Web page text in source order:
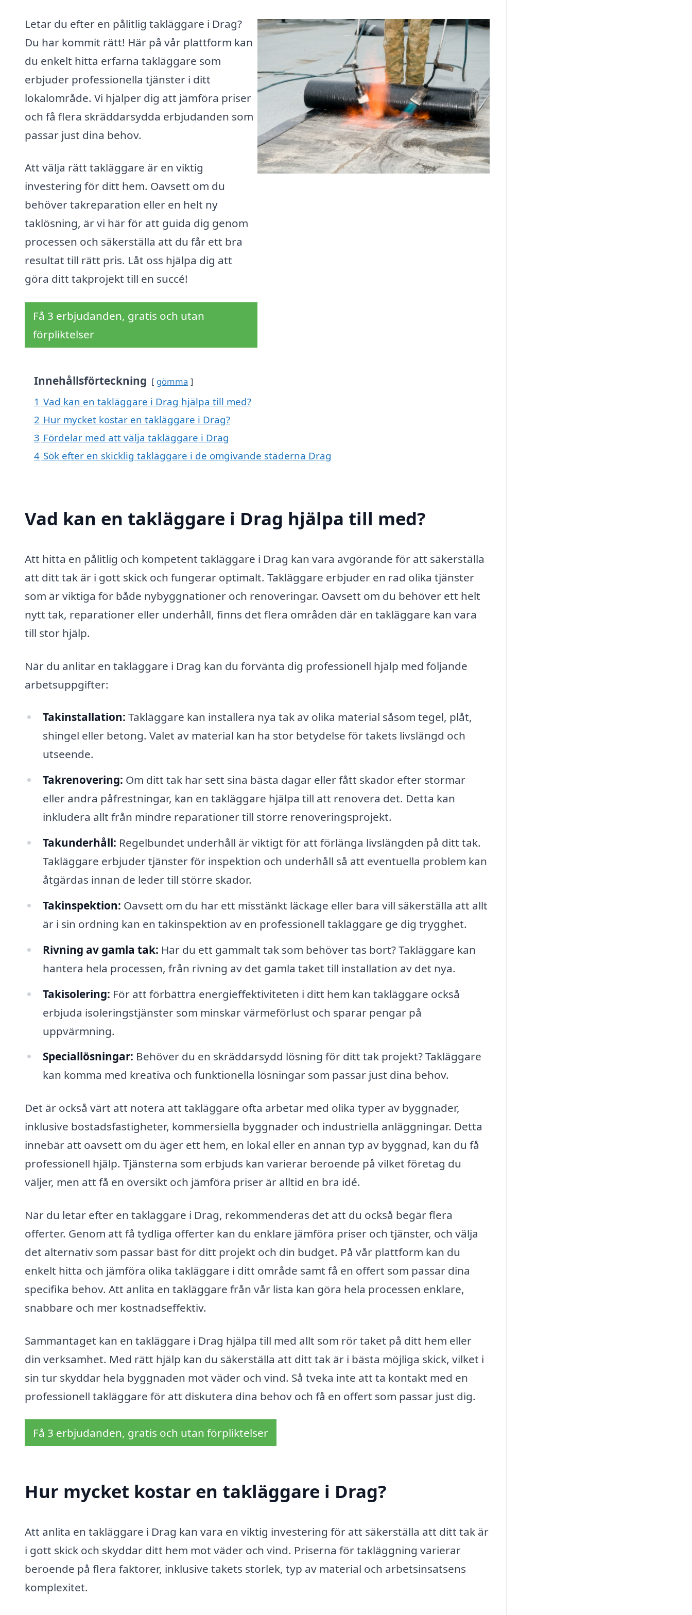
Letar du efter en pålitlig takläggare i Drag?
Du har kommit rätt! Här på vår plattform kan
du enkelt hitta erfarna takläggare som
erbjuder professionella tjänster i ditt
lokalområde. Vi hjälper dig att jämföra priser
och få flera skräddarsydda erbjudanden som
passar just dina behov.
Att välja rätt takläggare är en viktig
investering för ditt hem. Oavsett om du
behöver takreparation eller en helt ny
taklösning, är vi här för att guida dig genom
processen och säkerställa att du får ett bra
resultat till rätt pris. Låt oss hjälpa dig att
göra ditt takprojekt till en succé!
Få 3 erbjudanden, gratis och utan
förpliktelser
Innehållsförteckning gömma
1 Vad kan en takläggare i Drag hjälpa till med?
2 Hur mycket kostar en takläggare i Drag?
3 Fördelar med att välja takläggare i Drag
4 Sök efter en skicklig takläggare i de omgivande städerna Drag
Vad kan en takläggare i Drag hjälpa till med?
Att hitta en pålitlig och kompetent takläggare i Drag kan vara avgörande för att säkerställa
att ditt tak är i gott skick och fungerar optimalt. Takläggare erbjuder en rad olika tjänster
som är viktiga för både nybyggnationer och renoveringar. Oavsett om du behöver ett helt
nytt tak, reparationer eller underhåll, finns det flera områden där en takläggare kan vara
till stor hjälp.
När du anlitar en takläggare i Drag kan du förvänta dig professionell hjälp med följande
arbetsuppgifter:
Takinstallation: Takläggare kan installera nya tak av olika material såsom tegel, plåt,
shingel eller betong. Valet av material kan ha stor betydelse för takets livslängd och
utseende.
Takrenovering: Om ditt tak har sett sina bästa dagar eller fått skador efter stormar
eller andra påfrestningar, kan en takläggare hjälpa till att renovera det. Detta kan
inkludera allt från mindre reparationer till större renoveringsprojekt.
Takunderhåll: Regelbundet underhåll är viktigt för att förlänga livslängden på ditt tak.
Takläggare erbjuder tjänster för inspektion och underhåll så att eventuella problem kan
åtgärdas innan de leder till större skador.
Takinspektion: Oavsett om du har ett misstänkt läckage eller bara vill säkerställa att allt
är i sin ordning kan en takinspektion av en professionell takläggare ge dig trygghet.
Rivning av gamla tak: Har du ett gammalt tak som behöver tas bort? Takläggare kan
hantera hela processen, från rivning av det gamla taket till installation av det nya.
Takisolering: För att förbättra energieffektiviteten i ditt hem kan takläggare också
erbjuda isoleringstjänster som minskar värmeförlust och sparar pengar på
uppvärmning.
Speciallösningar: Behöver du en skräddarsydd lösning för ditt tak projekt? Takläggare
kan komma med kreativa och funktionella lösningar som passar just dina behov.
Det är också värt att notera att takläggare ofta arbetar med olika typer av byggnader,
inklusive bostadsfastigheter, kommersiella byggnader och industriella anläggningar. Detta
innebär att oavsett om du äger ett hem, en lokal eller en annan typ av byggnad, kan du få
professionell hjälp. Tjänsterna som erbjuds kan varierar beroende på vilket företag du
väljer, men att få en översikt och jämföra priser är alltid en bra idé.
När du letar efter en takläggare i Drag, rekommenderas det att du också begär flera
offerter. Genom att få tydliga offerter kan du enklare jämföra priser och tjänster, och välja
det alternativ som passar bäst för ditt projekt och din budget. På vår plattform kan du
enkelt hitta och jämföra olika takläggare i ditt område samt få en offert som passar dina
specifika behov. Att anlita en takläggare från vår lista kan göra hela processen enklare,
snabbare och mer kostnadseffektiv.
Sammantaget kan en takläggare i Drag hjälpa till med allt som rör taket på ditt hem eller
din verksamhet. Med rätt hjälp kan du säkerställa att ditt tak är i bästa möjliga skick, vilket i
sin tur skyddar hela byggnaden mot väder och vind. Så tveka inte att ta kontakt med en
professionell takläggare för att diskutera dina behov och få en offert som passar just dig.
Få 3 erbjudanden, gratis och utan förpliktelser
Hur mycket kostar en takläggare i Drag?
Att anlita en takläggare i Drag kan vara en viktig investering för att säkerställa att ditt tak är
i gott skick och skyddar ditt hem mot väder och vind. Priserna för takläggning varierar
beroende på flera faktorer, inklusive takets storlek, typ av material och arbetsinsatsens
komplexitet.